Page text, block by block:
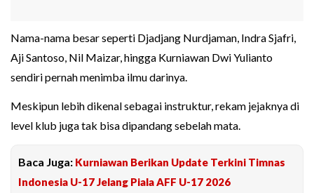
Nama-nama besar seperti Djadjang Nurdjaman, Indra Sjafri,
Aji Santoso, Nil Maizar, hingga Kurniawan Dwi Yulianto
sendiri pernah menimba ilmu darinya.
Meskipun lebih dikenal sebagai instruktur, rekam jejaknya di
level klub juga tak bisa dipandang sebelah mata.
Baca Juga: Kurniawan Berikan Update Terkini Timnas
Indonesia U-17 Jelang Piala AFF U-17 2026